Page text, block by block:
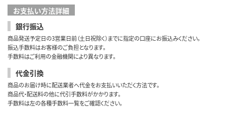
お支払い方法詳細
銀行振込
商品発送予定日の3営業日前（土日祝除く）までに指定の口座にお振込みください。
振込手数料はお客様のご負担となります。
手数料はご利用の金融機関により異なります。
代金引換
商品のお届け時に配送業者へ代金をお支払いいただく方法です。
商品代・配送料の他に代引手数料がかかります。
手数料は左の各種手数料一覧をご確認ください。